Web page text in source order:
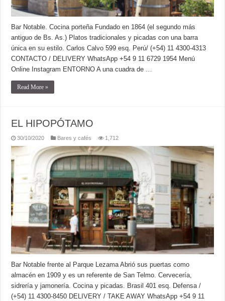
Bar Notable. Cocina porteña Fundado en 1864 (el segundo más
antiguo de Bs. As.) Platos tradicionales y picadas con una barra
única en su estilo. Carlos Calvo 599 esq. Perú/ (+54) 11 4300-4313
CONTACTO / DELIVERY WhatsApp +54 9 11 6729 1954 Menú
Online Instagram ENTORNO A una cuadra de …
Read More »
EL HIPOPÓTAMO
30/10/2020 Bares y cafés 1,712
Bar Notable frente al Parque Lezama Abrió sus puertas como
almacén en 1909 y es un referente de San Telmo. Cervecería,
sidrería y jamonería. Cocina y picadas. Brasil 401 esq. Defensa /
(+54) 11 4300-8450 DELIVERY / TAKE AWAY WhatsApp +54 9 11